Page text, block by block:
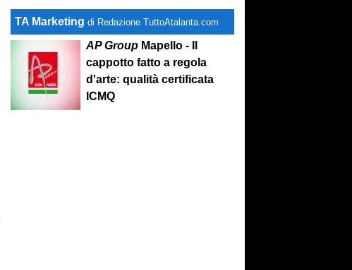
TA Marketing di Redazione TuttoAtalanta.com
AP Group Mapello - Il
cappotto fatto a regola
d'arte: qualità certificata
ICMQ